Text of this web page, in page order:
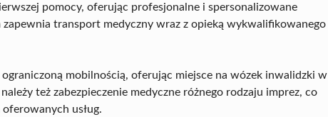
pomocy, oferując profesjonalne i spersonalizowane
zapewnia transport medyczny wraz z opieką wykwalifikowanego
mobilnością, oferując miejsce na wózek inwalidzki w
też zabezpieczenie medyczne różnego rodzaju imprez, co
usług.